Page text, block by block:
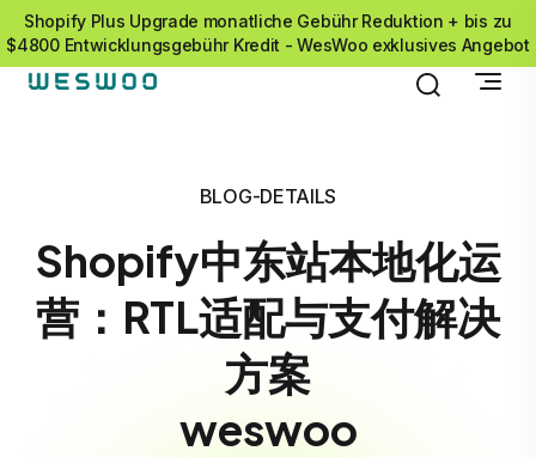
Shopify Plus Upgrade monatliche Gebühr Reduktion + bis zu
$4800 Entwicklungsgebühr Kredit - WesWoo exklusives Angebot
BLOG-DETAILS
Shopify中东站本地化运
营：RTL适配与支付解决
方案
weswoo